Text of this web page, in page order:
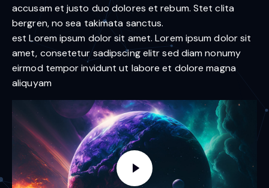
accusam et justo duo dolores et rebum. Stet clita
bergren, no sea takimata sanctus.
est Lorem ipsum dolor sit amet. Lorem ipsum dolor sit
amet, consetetur sadipscing elitr sed diam nonumy
eirmod tempor invidunt ut labore et dolore magna
aliquyam